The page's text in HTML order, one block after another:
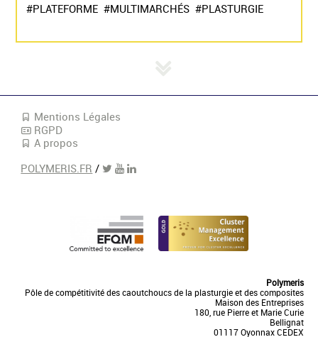
#PLATEFORME #MULTIMARCHÉS #PLASTURGIE
Mentions Légales
RGPD
A propos
POLYMERIS.FR /
Polymeris
Pôle de compétitivité des caoutchoucs de la plasturgie et des composites
Maison des Entreprises
180, rue Pierre et Marie Curie
Bellignat
01117 Oyonnax CEDEX